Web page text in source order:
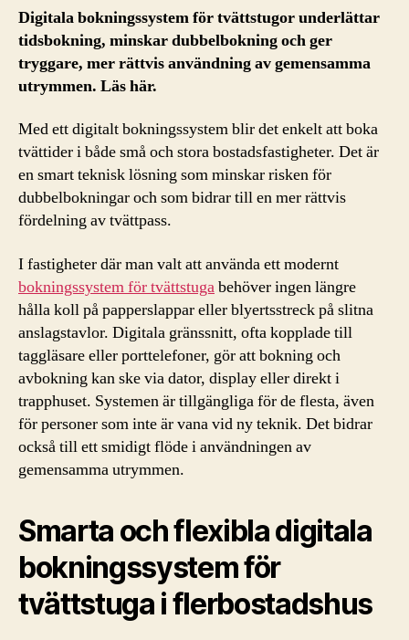
Digitala bokningssystem för tvättstugor underlättar
tidsbokning, minskar dubbelbokning och ger
tryggare, mer rättvis användning av gemensamma
utrymmen. Läs här.
Med ett digitalt bokningssystem blir det enkelt att boka
tvättider i både små och stora bostadsfastigheter. Det är
en smart teknisk lösning som minskar risken för
dubbelbokningar och som bidrar till en mer rättvis
fördelning av tvättpass.
I fastigheter där man valt att använda ett modernt
bokningssystem för tvättstugabehöver ingen längre
hålla koll på papperslappar eller blyertsstreck på slitna
anslagstavlor. Digitala gränssnitt, ofta kopplade till
taggläsare eller porttelefoner, gör att bokning och
avbokning kan ske via dator, display eller direkt i
trapphuset. Systemen är tillgängliga för de flesta, även
för personer som inte är vana vid ny teknik. Det bidrar
också till ett smidigt flöde i användningen av
gemensamma utrymmen.
Smarta och flexibla digitala
bokningssystem för
tvättstuga i flerbostadshus